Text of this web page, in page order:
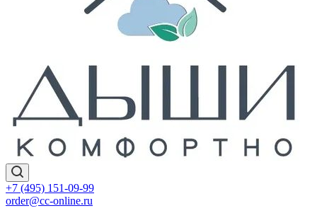
+7 (495) 151-09-99
order@cc-online.ru